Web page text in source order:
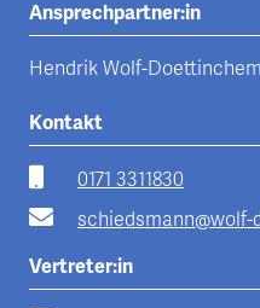
Ansprechpartner:in
Hendrik Wolf-Doettinchem
Kontakt
0171 3311830
Vertreter:in